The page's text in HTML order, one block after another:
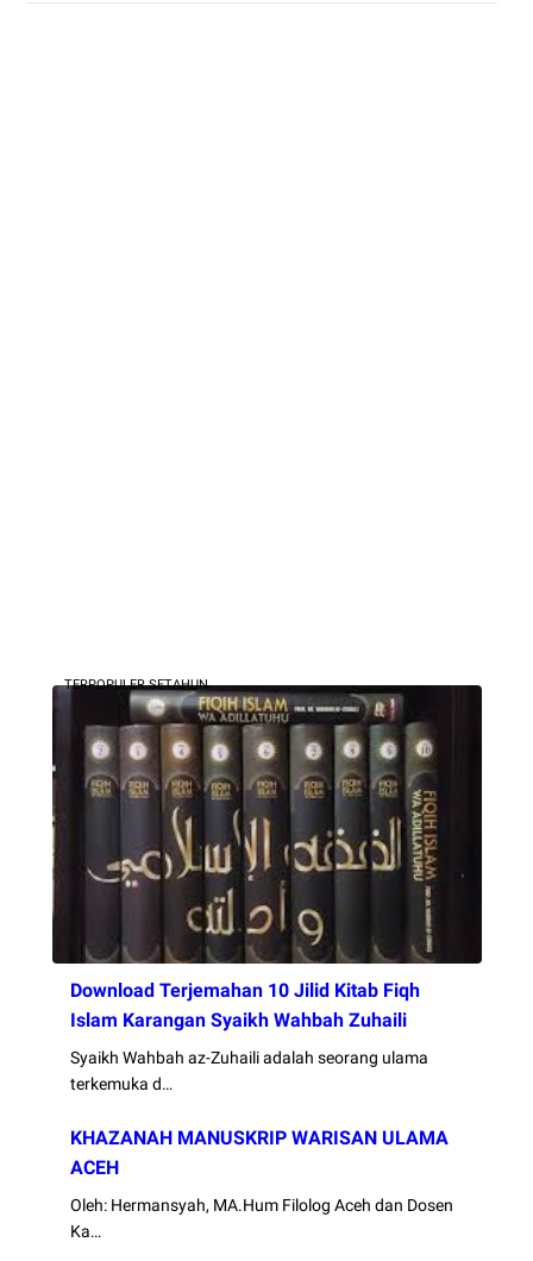
TERPOPULER SETAHUN
Download Terjemahan 10 Jilid Kitab Fiqh
Islam Karangan Syaikh Wahbah Zuhaili
Syaikh Wahbah az-Zuhaili adalah seorang ulama
terkemuka d…
KHAZANAH MANUSKRIP WARISAN ULAMA
ACEH
Oleh: Hermansyah, MA.Hum Filolog Aceh dan Dosen
Ka…